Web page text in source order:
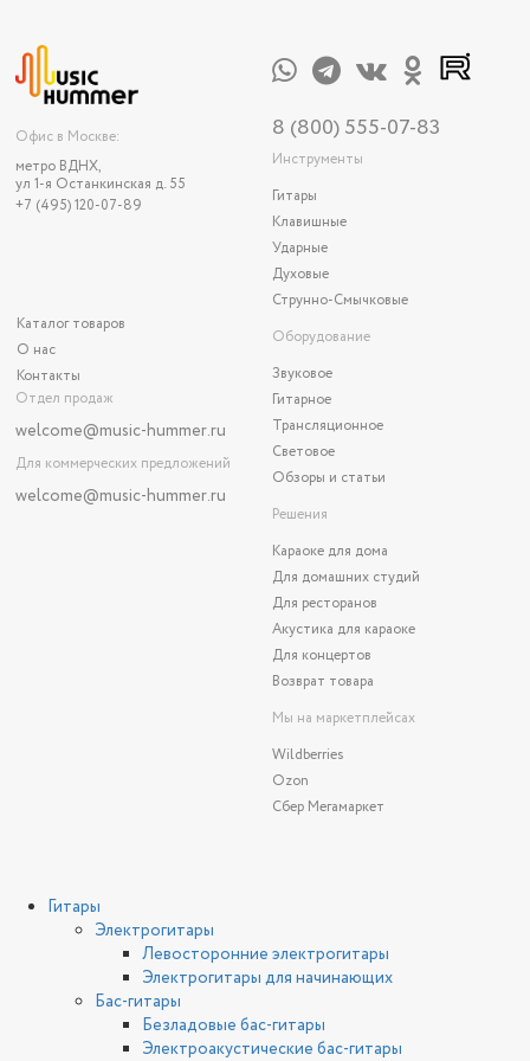
Офис в Москве:
метро ВДНХ,
ул 1-я Останкинская д. 55
+7 (495) 120-07-89
Каталог товаров
О нас
Контакты
Отдел продаж
welcome@music-hummer.ru
Для коммерческих предложений
welcome@music-hummer.ru
8 (800) 555-07-83
Инструменты
Гитары
Клавишные
Ударные
Духовые
Струнно-Смычковые
Оборудование
Звуковое
Гитарное
Трансляционное
Световое
Обзоры и статьи
Решения
Караоке для дома
Для домашних студий
Для ресторанов
Акустика для караоке
Для концертов
Возврат товара
Мы на маркетплейсах
Wildberries
Ozon
Сбер Мегамаркет
Гитары
Электрогитары
Левосторонние электрогитары
Электрогитары для начинающих
Бас-гитары
Безладовые бас-гитары
Электроакустические бас-гитары